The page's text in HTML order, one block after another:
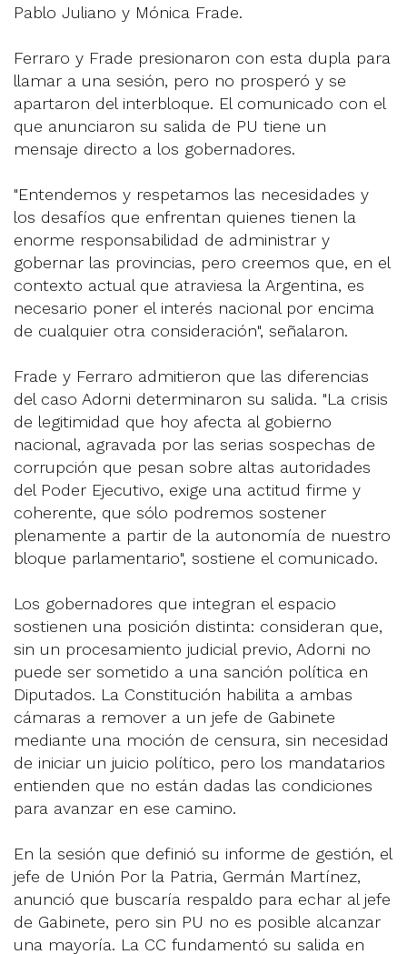
Pablo Juliano y Mónica Frade.
Ferraro y Frade presionaron con esta dupla para
llamar a una sesión, pero no prosperó y se
apartaron del interbloque. El comunicado con el
que anunciaron su salida de PU tiene un
mensaje directo a los gobernadores.
"Entendemos y respetamos las necesidades y
los desafíos que enfrentan quienes tienen la
enorme responsabilidad de administrar y
gobernar las provincias, pero creemos que, en el
contexto actual que atraviesa la Argentina, es
necesario poner el interés nacional por encima
de cualquier otra consideración", señalaron.
Frade y Ferraro admitieron que las diferencias
del caso Adorni determinaron su salida. "La crisis
de legitimidad que hoy afecta al gobierno
nacional, agravada por las serias sospechas de
corrupción que pesan sobre altas autoridades
del Poder Ejecutivo, exige una actitud firme y
coherente, que sólo podremos sostener
plenamente a partir de la autonomía de nuestro
bloque parlamentario", sostiene el comunicado.
Los gobernadores que integran el espacio
sostienen una posición distinta: consideran que,
sin un procesamiento judicial previo, Adorni no
puede ser sometido a una sanción política en
Diputados. La Constitución habilita a ambas
cámaras a remover a un jefe de Gabinete
mediante una moción de censura, sin necesidad
de iniciar un juicio político, pero los mandatarios
entienden que no están dadas las condiciones
para avanzar en ese camino.
En la sesión que definió su informe de gestión, el
jefe de Unión Por la Patria, Germán Martínez,
anunció que buscaría respaldo para echar al jefe
de Gabinete, pero sin PU no es posible alcanzar
una mayoría. La CC fundamentó su salida en